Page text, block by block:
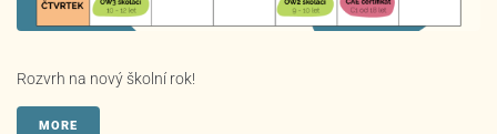
Rozvrh na nový školní rok!
MORE